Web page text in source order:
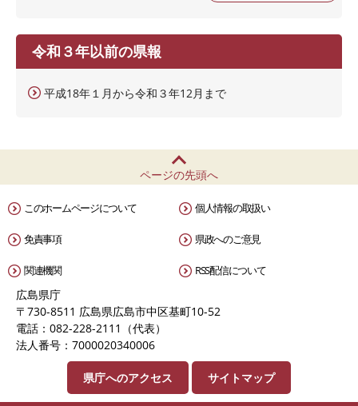
令和３年以前の県報
平成18年１月から令和３年12月まで
ページの先頭へ
このホームページについて 個人情報の取扱い
免責事項 県政へのご意見
関連機関 RSS配信について
広島県庁
〒730-8511 広島県広島市中区基町10-52
電話：082-228-2111（代表）
法人番号：7000020340006
県庁へのアクセス サイトマップ